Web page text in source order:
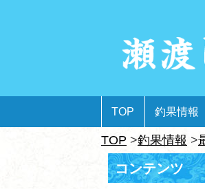
TOP 釣果情報
TOP 釣果情報
コンテンツ